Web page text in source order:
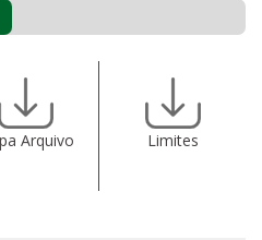
Arquivo Limites